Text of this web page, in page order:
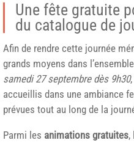
Une fête gratuite
du catalogue de
Afin de rendre cette journée
grands moyens dans
samedi 27 septembre dès 9h30
accueillis dans une ambiance
prévues tout au long de la
Parmi les animations gratuites,